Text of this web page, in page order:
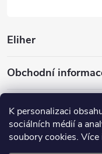
K personalizaci
sociálních médií a
soubory cookies.
Eliher
Obchodní
Partnerské weby